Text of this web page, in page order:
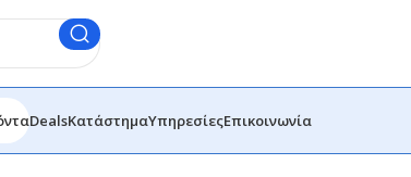
DealsΚατάστημαΥπηρεσίεςΕπικοινωνία